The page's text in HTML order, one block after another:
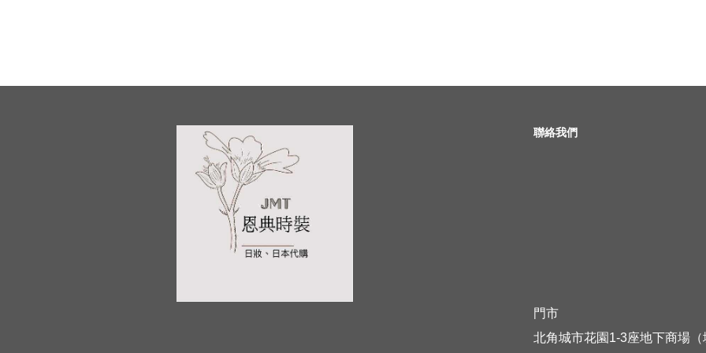
聯絡我們
門市
北角城市花園1-3座地下商場